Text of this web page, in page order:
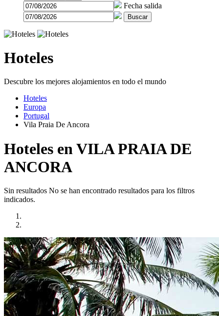
Fecha salida
Buscar
Hoteles
Descubre los mejores alojamientos en todo el mundo
Hoteles
Europa
Portugal
Vila Praia De Ancora
Hoteles en VILA PRAIA DE
ANCORA
Sin resultados No se han encontrado resultados para los filtros
indicados.